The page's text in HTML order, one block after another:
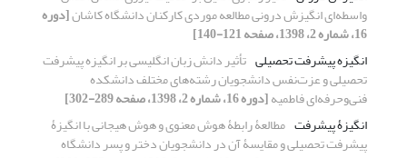
واسطه‌ای انگیزش درونی مطالعه موردی کارکنان دانشگاه کاشان[دوره
16، شماره 2، 1398، صفحه 121-140]
انگیزه پیشرفت تحصیلی تأثیر دانش زبان انگلیسی بر انگیزه پیشرفت
تحصیلی و عزت‌نفس دانشجویان رشته‌های مختلف دانشکده
فنی‌و‌حرفه‌ای فاطمیه[دوره 16، شماره 2، 1398، صفحه 289-302]
انگیزۀ پیشرفت مطالعۀ رابطۀ هوش معنوی و هوش هیجانی با انگیزۀ
پیشرفت تحصیلی و مقایسۀ آن در دانشجویان دختر و پسر دانشگاه